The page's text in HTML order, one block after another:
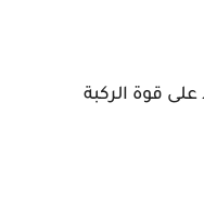
على قوة الركبة